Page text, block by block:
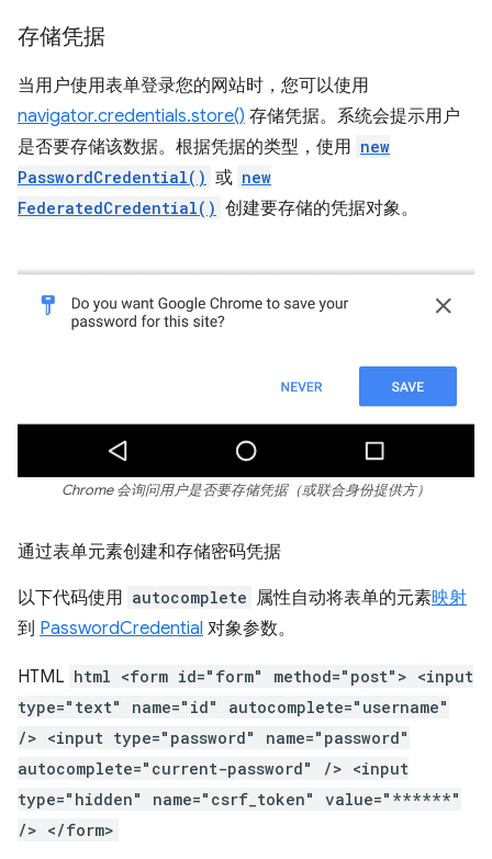
存储凭据
当用户使用表单登录您的网站时，您可以使用
navigator.credentials.store() 存储凭据。系统会提示用户
是否要存储该数据。根据凭据的类型，使用 new
PasswordCredential() 或 new
FederatedCredential() 创建要存储的凭据对象。
Chrome 会询问用户是否要存储凭据（或联合身份提供方）
通过表单元素创建和存储密码凭据
以下代码使用 autocomplete 属性自动将表单的元素映射
到 PasswordCredential 对象参数。
HTML html <form id="form" method="post"> <input
type="text" name="id" autocomplete="username"
/> <input type="password" name="password"
autocomplete="current-password" /> <input
type="hidden" name="csrf_token" value="******"
/> </form>